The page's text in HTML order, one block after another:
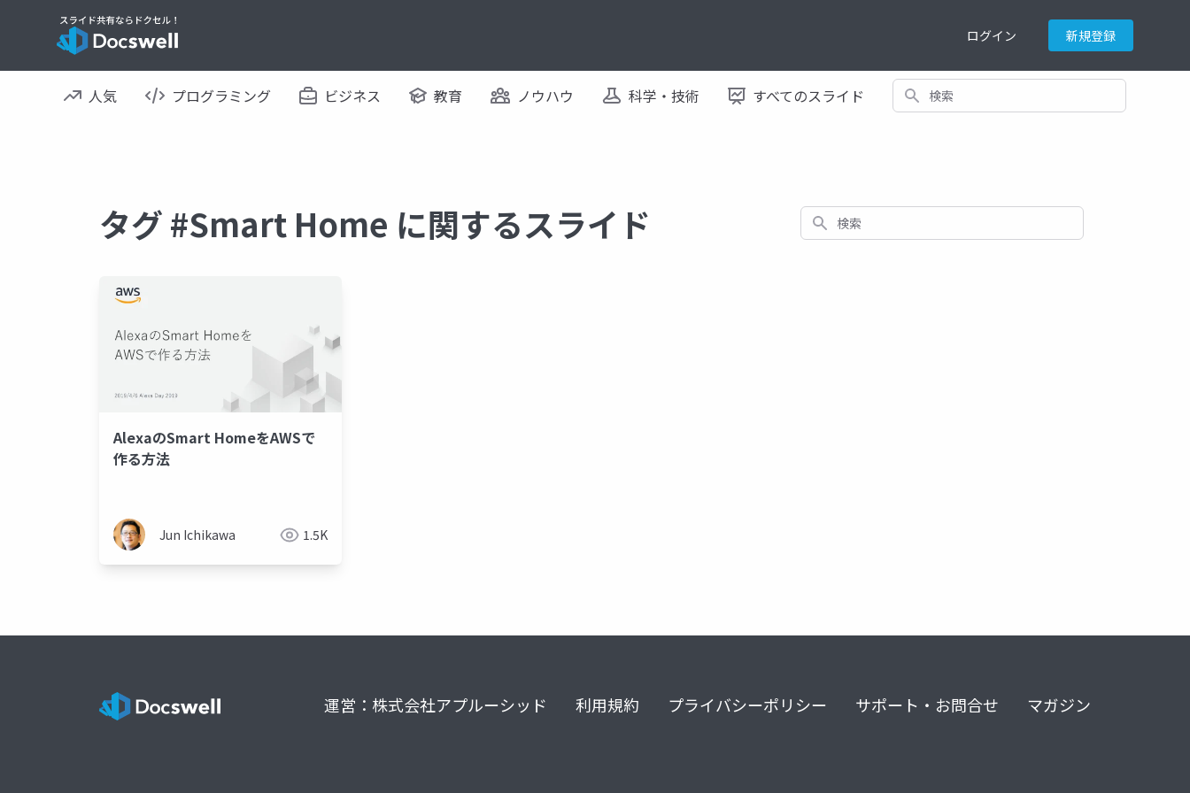
ログイン 新規登録
人気 プログラミング ビジネス 教育 ノウハウ 科学・技術 すべてのスライド 検索
タグ #Smart Home に関するスライド 検索
AlexaのSmart HomeをAWSで
作る方法
Jun Ichikawa 1.5K
運営：株式会社アプルーシッド 利用規約 プライバシーポリシー サポート・お問合せ マガジン